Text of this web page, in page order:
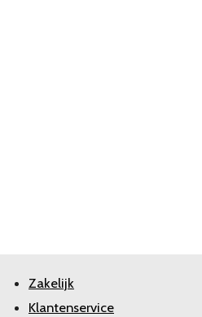
Zakelijk
Klantenservice